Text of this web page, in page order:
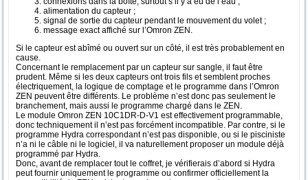
alimentation du capteur ;
signal de sortie du capteur pendant le mouvement du volet ;
message exact affiché sur l’Omron ZEN.
Si le capteur est abîmé ou ouvert sur un côté, il est très probablement en
cause.
Concernant le remplacement par un capteur sur sangle, il faut être
prudent. Même si les deux capteurs ont trois fils et semblent proches
électriquement, la logique de comptage et le programme dans l’Omron
ZEN peuvent être différents. Le problème n’est donc pas seulement le
branchement, mais aussi le programme chargé dans le ZEN.
Le module Omron ZEN 10C1DR-D-V1 est effectivement programmable,
donc techniquement il n’est pas forcément incompatible. Par contre, si le
programme Hydra correspondant n’est pas disponible, ou si le pisciniste
n’a ni le câble ni le logiciel, il va naturellement proposer un module déjà
programmé par Hydra.
Donc, avant de remplacer tout le coffret, je vérifierais d’abord si Hydra
peut fournir uniquement le programme ou confirmer officiellement la